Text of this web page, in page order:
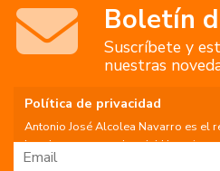
Boletín
Suscríbete y
nuestras
Política de privacidad
Antonio José Alcolea Navarro es el
los datos personales del Usuario,
siguiente información del tratamiento: